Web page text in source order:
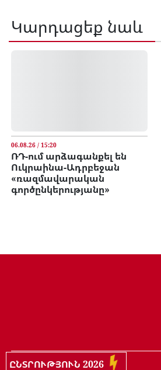
Կարդացեք նաև
06.08.26 / 15:20
ՌԴ-ում արձագանքել են
Ուկրաինա-Ադրբեջան
«ռազմավարական
գործընկերությանը»
ԸՆՏՐՈՒԹՅՈՒՆ 2026